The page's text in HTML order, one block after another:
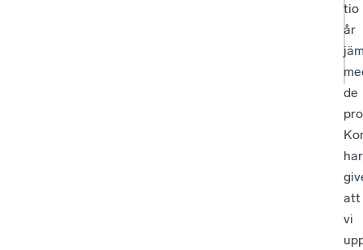
tio
år
de
att
vi